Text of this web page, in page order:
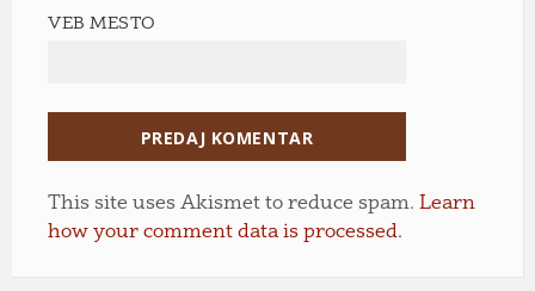
VEB MESTO
This site uses Akismet to reduce spam. Learn
how your comment data is processed.